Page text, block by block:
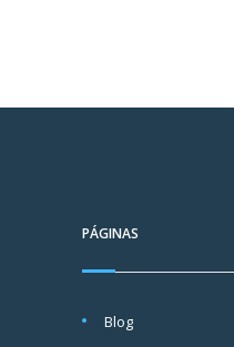
PÁGINAS
Blog